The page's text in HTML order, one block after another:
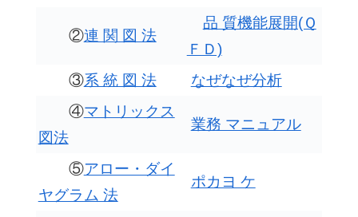
②連 関 図 法
品 質機能展開(Ｑ
ＦＤ)
③系 統 図 法
なぜなぜ分析
④マトリックス
図法
業務 マニュアル
⑤アロー・ダイ
ヤグラム 法
ポカヨ ケ